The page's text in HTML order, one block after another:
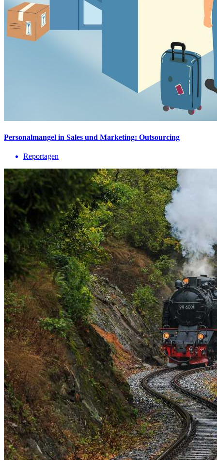
Personalmangel in Sales und Marketing: Outsourcing
Reportagen